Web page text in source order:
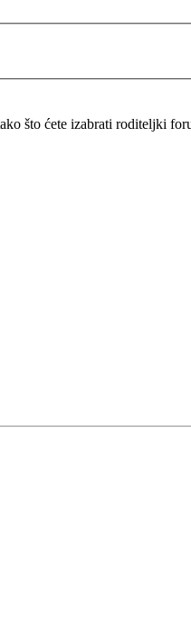
što ćete izabrati roditeljki